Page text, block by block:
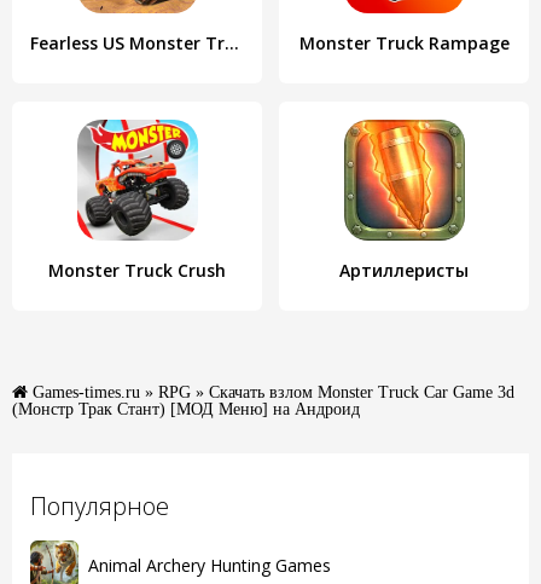
Популярное
Animal Archery Hunting Games
Fearless US Monster Truck Game Monster Truck Rampage
Monster Truck Crush Артиллеристы
Games-times.ru » RPG » Скачать взлом Monster Truck Car Game 3d
(Монстр Трак Стант) [МОД Меню] на Андроид